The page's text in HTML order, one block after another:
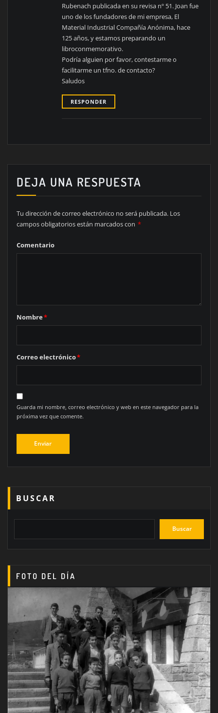
Rubenach publicada en su revisa nº 51. Joan fue
uno de los fundadores de mi empresa, El
Material Industrial Compañía Anónima, hace
125 años, y estamos preparando un
libroconmemorativo.
Podría alguien por favor, contestarme o
facilitarme un tfno. de contacto?
Saludos
RESPONDER
DEJA UNA RESPUESTA
Tu dirección de correo electrónico no será publicada. Los
campos obligatorios están marcados con *
Comentario
Nombre*
Correo electrónico*
Guarda mi nombre, correo electrónico y web en este navegador para la
próxima vez que comente.
BUSCAR
Buscar
FOTO DEL DÍA